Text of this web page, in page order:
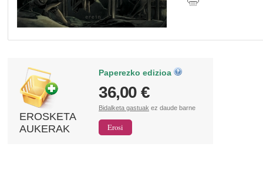
EROSKETA
AUKERAK
Paperezko edizioa
36,00 €
Bidalketa gastuak ez daude barne